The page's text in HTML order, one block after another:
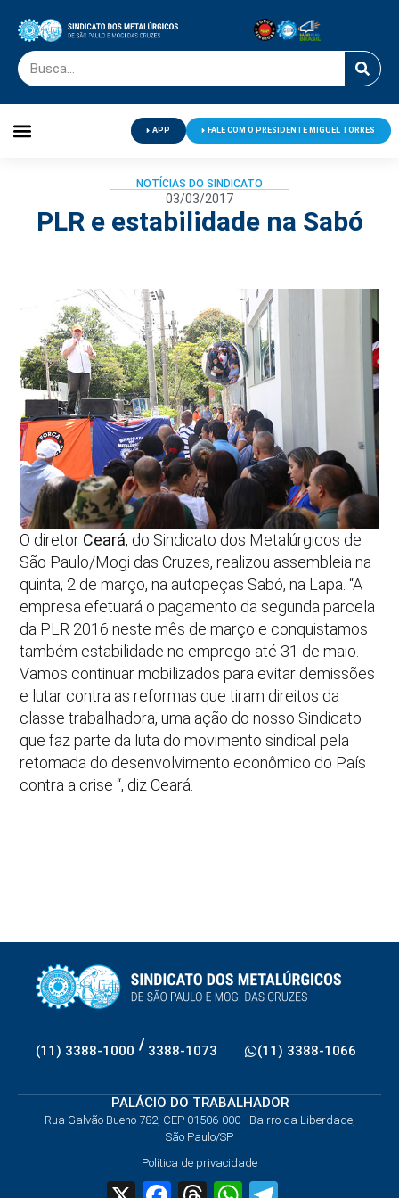
APP FALE COM O PRESIDENTE MIGUEL TORRES
NOTÍCIAS DO SINDICATO
03/03/2017
PLR e estabilidade na Sabó
O diretor Ceará, do Sindicato dos Metalúrgicos de
São Paulo/Mogi das Cruzes, realizou assembleia na
quinta, 2 de março, na autopeças Sabó, na Lapa. “A
empresa efetuará o pagamento da segunda parcela
da PLR 2016 neste mês de março e conquistamos
também estabilidade no emprego até 31 de maio.
Vamos continuar mobilizados para evitar demissões
e lutar contra as reformas que tiram direitos da
classe trabalhadora, uma ação do nosso Sindicato
que faz parte da luta do movimento sindical pela
retomada do desenvolvimento econômico do País
contra a crise “, diz Ceará.
(11) 3388-1000 / 3388-1073 (11) 3388-1066
PALÁCIO DO TRABALHADOR
Rua Galvão Bueno 782, CEP 01506-000 - Bairro da Liberdade,
São Paulo/SP
Política de privacidade
X FacebookThreadsWhatsApp